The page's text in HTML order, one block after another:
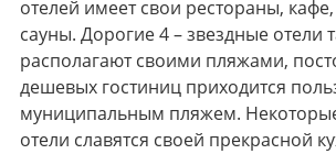
отелей имеет свои рестораны,
сауны. Дорогие 4 – звездные отели
располагают своими пляжами,
дешевых гостиниц приходится
муниципальным пляжем.
отели славятся своей прекрасной